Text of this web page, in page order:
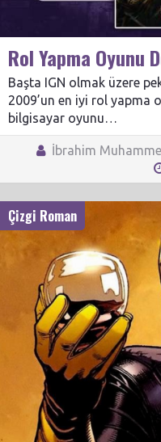
Rol Yapma Oyunu
Başta IGN olmak üzere
2009’un en iyi rol yapma
bilgisayar oyunu…
İbrahim
Çizgi Roman